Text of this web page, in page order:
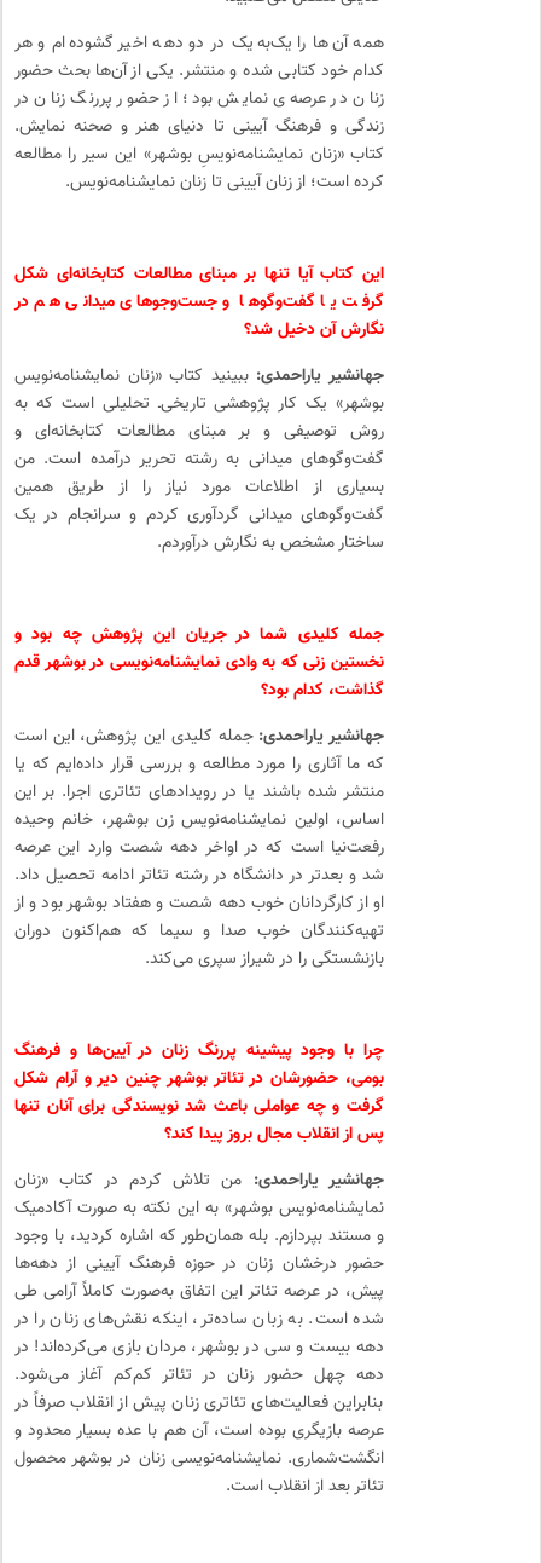
همه‌ آن‌ها را یک‌به‌یک در دو دهه‌ اخیر گشوده‌ام و هر
کدام خود کتابی شده و منتشر. یکی از آن‌ها بحث حضور
زنان در عرصه‌ی نمایش بود؛ از حضور پررنگ زنان در
زندگی و فرهنگ آیینی تا دنیای هنر و صحنه نمایش.
کتاب «زنان نمایشنامه‌نویسِ بوشهر» این سیر را مطالعه
کرده است؛ از زنان آیینی تا زنان نمایشنامه‌نویس.
این کتاب آیا تنها بر مبنای مطالعات کتابخانه‌ای شکل
گرفت یا گفت‌وگوها و جست‌وجوهای میدانی هم در
نگارش آن دخیل شد؟
جهانشیر یاراحمدی: ببینید کتاب «زنان نمایشنامه‌نویس
بوشهر» یک کار پژوهشی تاریخی‌ـ‌ تحلیلی است که به
روش توصیفی و بر مبنای مطالعات کتابخانه‌ای و
گفت‌وگوهای میدانی به رشته تحریر درآمده است. من
بسیاری از اطلاعات مورد نیاز را از طریق همین
گفت‌وگوهای میدانی گردآوری کردم و سرانجام در یک
ساختار مشخص به نگارش درآوردم.
جمله کلیدی شما در جریان این پژوهش چه بود و
نخستین زنی که به وادی نمایشنامه‌نویسی در بوشهر قدم
گذاشت، کدام بود؟
جهانشیر یاراحمدی: جمله‌ کلیدی این پژوهش، این است
که ما آثاری را مورد مطالعه و بررسی قرار داده‌ایم که یا
منتشر شده باشند یا در رویدادهای تئاتری اجرا. بر این
اساس، اولین نمایشنامه‌نویس زن بوشهر، خانم وحیده
رفعت‌نیا است که در اواخر دهه‌ شصت وارد این عرصه
شد و بعدتر در دانشگاه در رشته‌ تئاتر ادامه‌ تحصیل داد.
او از کارگردانان خوب دهه‌ شصت و هفتاد بوشهر بود و از
تهیه‌کنندگان خوب صدا و سیما که هم‌اکنون دوران
بازنشستگی را در شیراز سپری می‌کند.
چرا با وجود پیشینه‌ پررنگ زنان در آیین‌ها و فرهنگ
بومی، حضورشان در تئاتر بوشهر چنین دیر و آرام شکل
گرفت و چه عواملی باعث شد نویسندگی برای آنان تنها
پس از انقلاب مجال بروز پیدا کند؟
جهانشیر یاراحمدی: من تلاش کردم در کتاب «زنان
نمایشنامه‌نویس بوشهر» به این نکته به صورت آکادمیک
و مستند بپردازم. بله همان‌طور که اشاره کردید، با وجود
حضور درخشان زنان در حوزه‌ فرهنگ آیینی از دهه‌ها
پیش، در عرصه تئاتر این اتفاق به‌صورت کاملاً آرامی طی
شده است. به زبان ساده‌تر، اینکه نقش‌های زنان را در
دهه‌ بیست و سی در بوشهر، مردان بازی می‌کرده‌اند! در
دهه‌ چهل حضور زنان در تئاتر کم‌کم آغاز می‌شود.
بنابراین فعالیت‌های تئاتری زنان پیش از انقلاب صرفاً در
عرصه‌ بازیگری بوده است، آن ‌هم با عده‌ بسیار محدود و
انگشت‌شماری. نمایشنامه‌نویسی زنان در بوشهر محصول
تئاتر بعد از انقلاب است.